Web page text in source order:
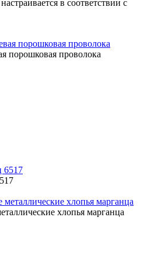
в соответствии с
порошковая проволока
хлопья марганца